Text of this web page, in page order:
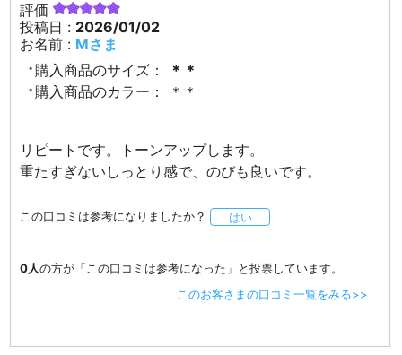
評価
投稿日 : 2026/01/02
お名前 : Mさま
購入商品のサイズ：
＊＊
購入商品のカラー：
＊＊
リピートです。トーンアップします。
重たすぎないしっとり感で、のびも良いです。
この口コミは参考になりましたか？ はい
0人の方が「この口コミは参考になった」と投票しています。
このお客さまの口コミ一覧をみる>>